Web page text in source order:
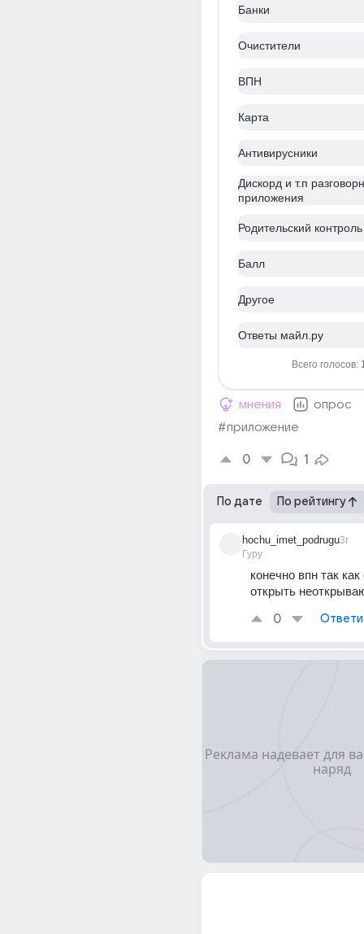
Банки
Очистители
ВПН
Карта
Антивирусники
Дискорд и т.п
приложения
Родительский контроль
Балл
Другое
Ответы майл.ру
Всего голосов:
мнения
опрос
#приложение
0 1
По дате По рейтингу
hochu_imet_podrugu
Гуру
3г
конечно впн так
открыть
0